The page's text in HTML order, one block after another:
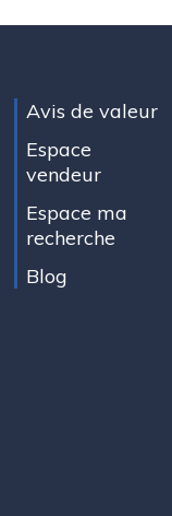
Avis de valeur
Espace
vendeur
Espace ma
recherche
Blog